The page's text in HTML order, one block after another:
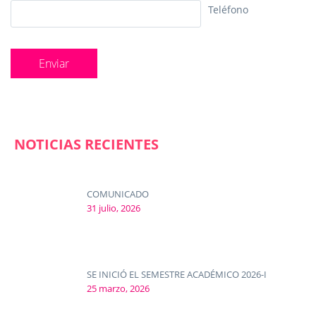
Teléfono
NOTICIAS RECIENTES
COMUNICADO
31 julio, 2026
SE INICIÓ EL SEMESTRE ACADÉMICO 2026-I
25 marzo, 2026